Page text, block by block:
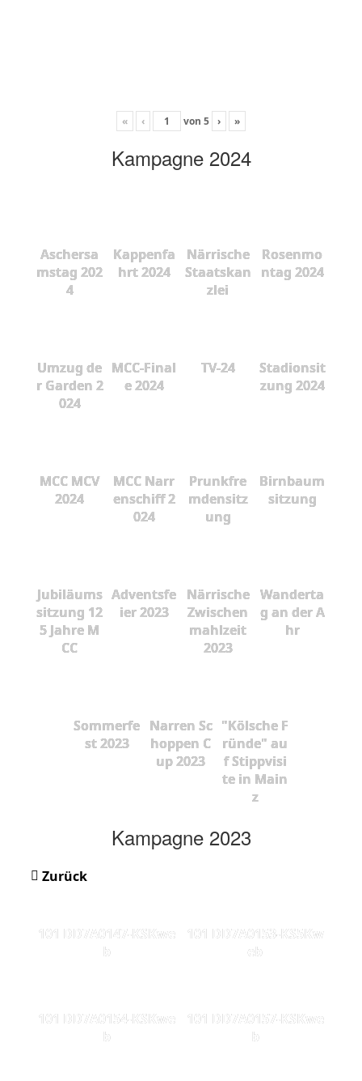
« ‹ von 5 › »
Kampagne 2024
Aschersa
mstag 202
4
Kappenfa
hrt 2024
Närrische
Staatskan
zlei
Rosenmo
ntag 2024
Umzug de
r Garden 2
024
MCC-Final
e 2024
TV-24
Stadionsit
zung 2024
MCC MCV
2024
MCC Narr
enschiff 2
024
Prunkfre
mdensitz
ung
Birnbaum
sitzung
Jubiläums
sitzung 12
5 Jahre M
CC
Adventsfe
ier 2023
Närrische
Zwischen
mahlzeit
2023
Wanderta
g an der A
hr
Sommerfe
st 2023
Narren Sc
hoppen C
up 2023
"Kölsche F
ründe" au
f Stippvisi
te in Main
z
Kampagne 2023
Zurück
101 DD7A0147-KSKwe
b
101 DD7A0153-KS5Kw
eb
101 DD7A0154-KSKwe
b
101 DD7A0157-KSKwe
b